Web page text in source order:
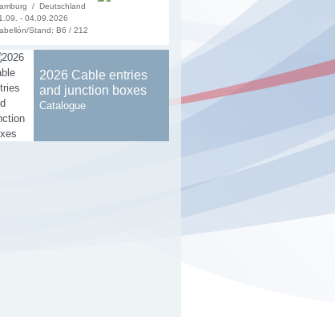
/ Deutschland
- 04.09.2026
Stand: B6 / 212
2026 Cable entries
and junction boxes
Catalogue